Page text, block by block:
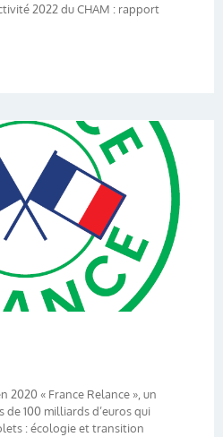
2022 du CHAM : rapport
2020 « France Relance », un
100 milliards d’euros qui
: écologie et transition